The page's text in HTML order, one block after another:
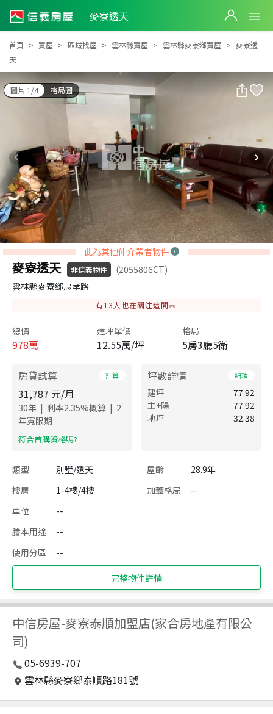
麥寮透天
首頁 買屋 區域找屋 雲林縣買屋 雲林縣麥寮鄉買屋
麥寮透
天
圖片 1/4 格局圖
此為其他仲介業者物件
麥寮透天 非信義物件
(2055806CT)
雲林縣麥寮鄉忠孝路
有13 人也在關注這間👀
總價
978萬
建坪單價
12.55萬/坪
格局
5房3廳5衛
房貸試算 計算
31,787 元/月
30年 | 利率2.35%概算 | 2
年寬限期
​符合首購資格嗎?
坪數詳情 細項
建坪
77.92
主+陽
77.92
地坪
32.38
類型 別墅/透天 屋齡
28.9年
樓層
1-4樓/4樓 加蓋格局
--
車位
--
謄本用途
--
使用分區
--
完整物件詳情
中信房屋-麥寮泰順加盟店(家合房地產有限公
司)
05-6939-707
雲林縣麥寮鄉泰順路181號